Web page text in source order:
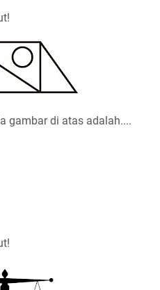
gambar di atas adalah....